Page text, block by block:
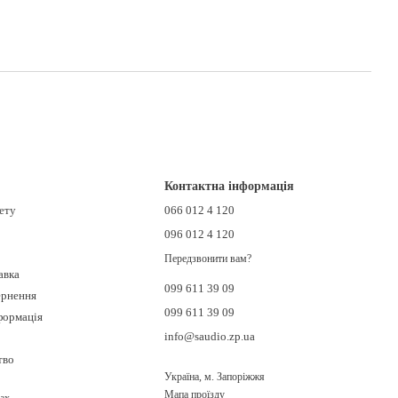
Контактна інформація
066 012 4 120
096 012 4 120
Передзвонити вам?
099 611 39 09
099 611 39 09
info@saudio.zp.ua
Україна, м. Запоріжжя
Мапа проїзду